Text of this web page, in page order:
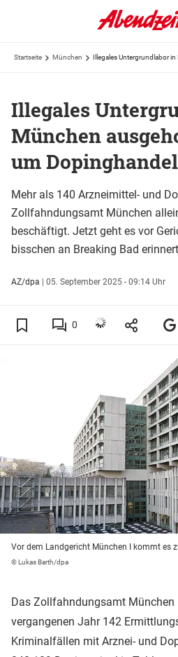
Startseite München
Illegales
München
um
Mehr als 140 Arzneimittel- und
Zollfahndungsamt München
beschäftigt. Jetzt geht es vor
bisschen an Breaking Bad
AZ/dpa | 05. September 2025 - 09:14 Uhr
0
Vor dem Landgericht München I kommt es
© Lukas Barth/dpa
Das Zollfahndungsamt München
vergangenen Jahr 142
Kriminalfällen mit Arznei- und